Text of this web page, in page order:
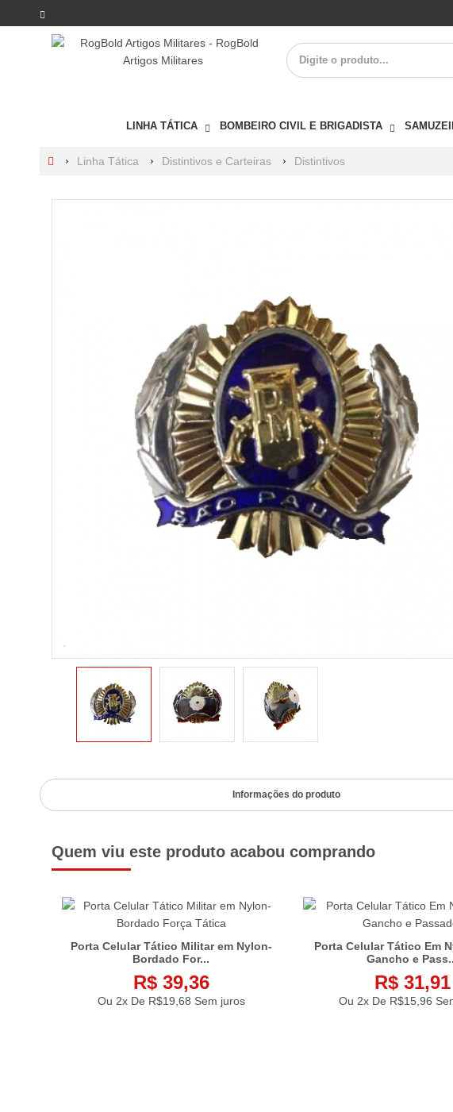
LINHA TÁTICA BOMBEIRO CIVIL E BRIGADISTA
Linha Tática Distintivos e Carteiras Distintivos
Informações do produto
Quem viu este produto acabou comprando
Porta Celular Tático Militar em Nylon-
Bordado For...
R$ 39,36
Ou 2x De R$19,68 Sem juros
Porta Celular Tático Em
Gancho e
R$ 31,91
Ou 2x De R$15,96